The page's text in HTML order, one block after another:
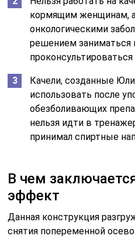
кормящим женщинам,
онкологическими
решением заниматься
Качели, созданные
использовать после
обезболивающих
нельзя идти в
принимал спиртные
В чем
эффект
Данная конструкция
снятия попеременной